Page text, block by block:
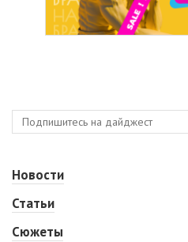
Новости
Статьи
Сюжеты